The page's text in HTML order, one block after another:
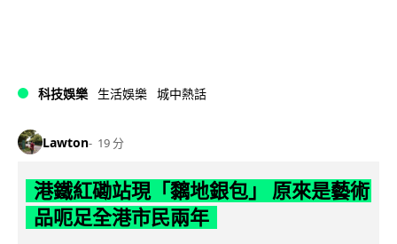
科技娛樂 生活娛樂 城中熱話
Lawton 19 分
港鐵紅磡站現「黐地銀包」 原來是藝術
品呃足全港市民兩年